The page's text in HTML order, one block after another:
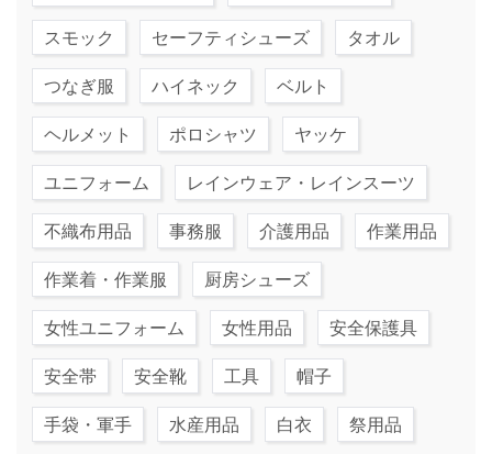
スモック セーフティシューズ タオル
つなぎ服 ハイネック ベルト
ヘルメット ポロシャツ ヤッケ
ユニフォーム レインウェア・レインスーツ
不織布用品 事務服 介護用品 作業用品
作業着・作業服 厨房シューズ
女性ユニフォーム 女性用品 安全保護具
安全帯 安全靴 工具 帽子
手袋・軍手 水産用品 白衣 祭用品